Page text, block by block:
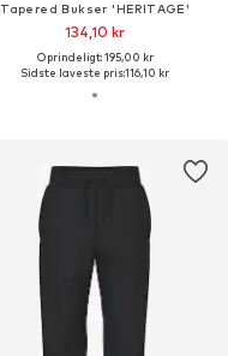
Tapered Bukser 'HERITAGE'
134,10 kr
Oprindeligt: 195,00 kr
Sidste laveste pris:116,10 kr